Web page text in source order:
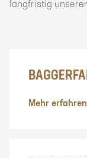
langfristig
Mehr erfahren